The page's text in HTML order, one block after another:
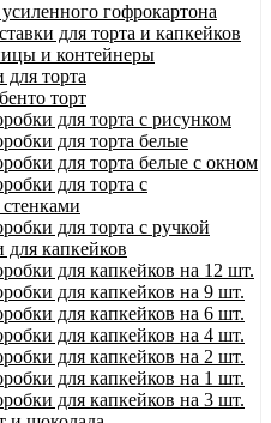
гофрокартона
для торта и капкейков
и контейнеры
торта
торт
для торта с рисунком
для торта белые
для торта белые с окном
для торта с
для торта с ручкой
капкейков
для капкейков на 12 шт.
для капкейков на 9 шт.
для капкейков на 6 шт.
для капкейков на 4 шт.
для капкейков на 2 шт.
для капкейков на 1 шт.
для капкейков на 3 шт.